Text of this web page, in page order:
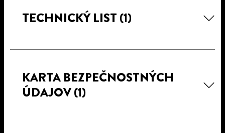
TECHNICKÝ LIST (1)
KARTA BEZPEČNOSTNÝCH
ÚDAJOV(1)